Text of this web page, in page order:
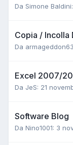
Da Simone Baldini:
Copia / Incolla
Da
Excel 2007/
Da JeS: 21
Software Blog
Da Nino1001: 3